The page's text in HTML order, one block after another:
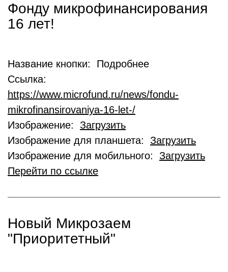
Фонду микрофинансирования
16 лет!
Название кнопки: Подробнее
Ссылка:
https://www.microfund.ru/news/fondu-
mikrofinansirovaniya-16-let-/
Изображение: Загрузить
Изображение для планшета: Загрузить
Изображение для мобильного: Загрузить
Перейти по ссылке
Новый Микрозаем
"Приоритетный"